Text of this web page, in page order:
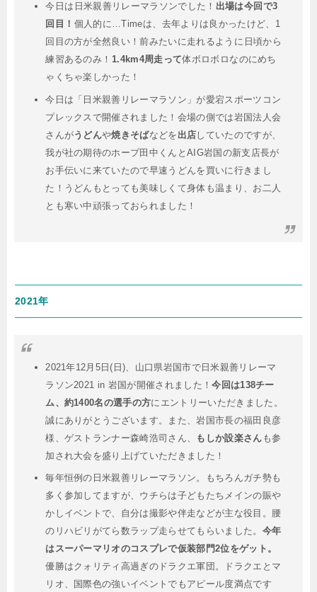
今日は⁡⁡日米親善リレーマラソンでした！ 出場は⁡今回で3
回目！ ⁡⁡個人的に…Timeは、⁡去年よりは良かったけど、⁡1
回目の方が全然良い！前みたいに走れるように⁡⁡日頃から
練習あるのみ！⁡⁡1.4km4周走って体ボロボロ⁡なのにめち
ゃくちゃ楽しかった！
今日は「日米親善リレーマラソン」が愛宕スポーツコン
プレックスで開催されました！会場の側では岩国法人会
さんがうどんや焼きそばなどを出店していたのですが、
我が社の期待のホープ田中くんとAIG岩国の新支店長が
お手伝いに来ていたので早速うどんを買いに行きまし
た！うどんもとっても美味しくて身体も温まり、お二人
とも寒い中頑張っておられました！
2021年
2021年12月5日(日)、山口県岩国市で日米親善リレーマ
ラソン2021 in 岩国が開催されました！今回は138チー
ム、約1400名の選手の方にエントリーいただきました。
誠にありがとうございます。また、岩国市長の福田良彦
様、ゲストランナー森崎浩司さん、
もしか設楽さん も参
加され大会を盛り上げていただきました！
毎年恒例の日米親善リレーマラソン。もちろんガチ勢も
多く参加してますが、ウチらは子どもたちメインの賑や
かしイベントで、自分は撮影や伴走などが主な役目。腰
のリハビリがてら数ラップ走らせてもらいました。 今年
はスーパーマリオのコスプレで仮装部門2位をゲット。
優勝はクォリティ高過ぎのドラクエ軍団。ドラクエとマ
リオ、国際色の強いイベントでもアピール度満点です